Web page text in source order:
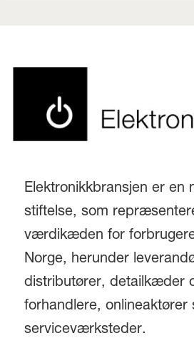
Elektronikkbransjen er en
stiftelse, som
værdikæden for
Norge, herunder
distributører, detailkæder
forhandlere, onlineaktører
serviceværksteder.